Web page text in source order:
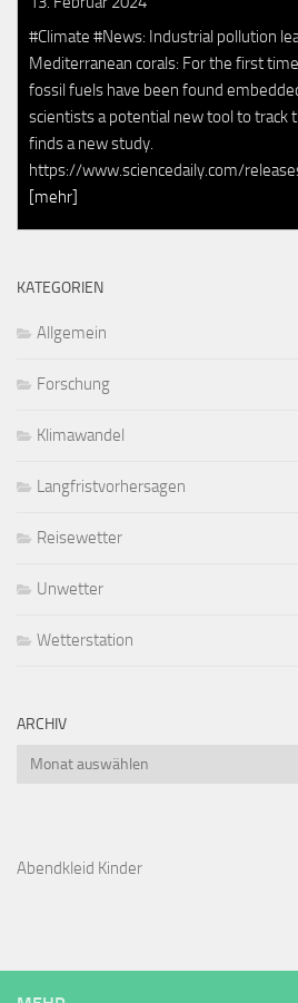
#Climate #News: Industrial pollution
Mediterranean corals: For the first
fossil fuels have been found
scientists a potential new tool to track
finds a new study.
https://www.sciencedaily.com/
[mehr]
KATEGORIEN
Allgemein
Forschung
Klimawandel
Langfristvorhersagen
Reisewetter
Unwetter
Wetterstation
ARCHIV
Archiv
Abendkleid Kinder